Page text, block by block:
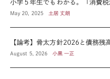
小学５年生でもわかる。「消費
May 20, 2025 土居 丈朗
【論考】骨太方針2026と債務残
August 5, 2026 小黒 一正